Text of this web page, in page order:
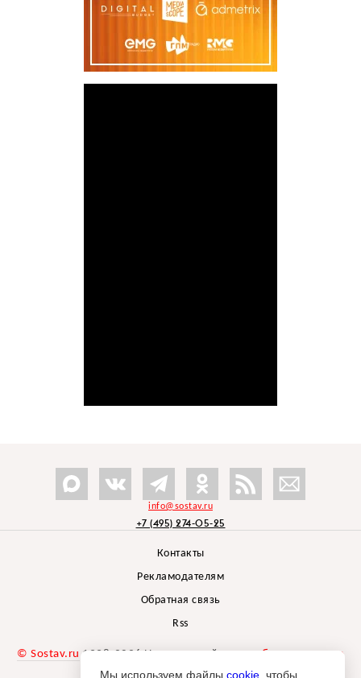
info@sostav.ru
+7 (495) 274-05-25
Контакты
Рекламодателям
Обратная связь
Rss
© Sostav.ru 1998-2026 Независимый проектбрендингового
агентства Depot
Мы используем файлы cookie , чтобы